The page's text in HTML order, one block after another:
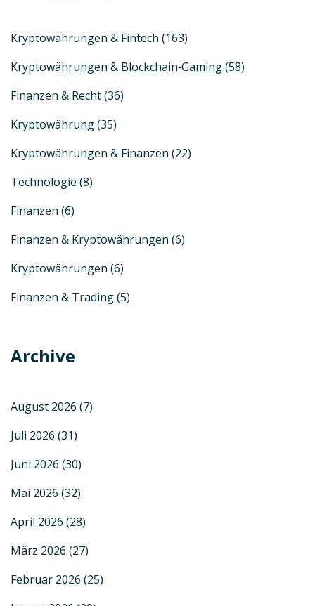
Kryptowährungen & Fintech (163)
Kryptowährungen & Blockchain‑Gaming(58)
Finanzen & Recht(36)
Kryptowährung(35)
Kryptowährungen & Finanzen (22)
Technologie (8)
Finanzen (6)
Finanzen & Kryptowährungen (6)
Kryptowährungen (6)
Finanzen & Trading(5)
Archive
August 2026 (7)
Juli 2026 (31)
Juni 2026 (30)
Mai 2026 (32)
April 2026 (28)
März 2026 (27)
Februar 2026 (25)